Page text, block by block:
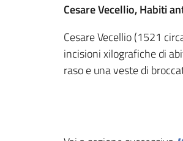
Cesare Vecellio, Habiti
Cesare Vecellio (1521
incisioni xilografiche di
raso e una veste di